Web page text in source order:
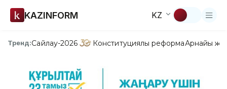
KAZINFORM KZ
Тренд:Сайлау-2026 Конституциялық реформаАрнайы